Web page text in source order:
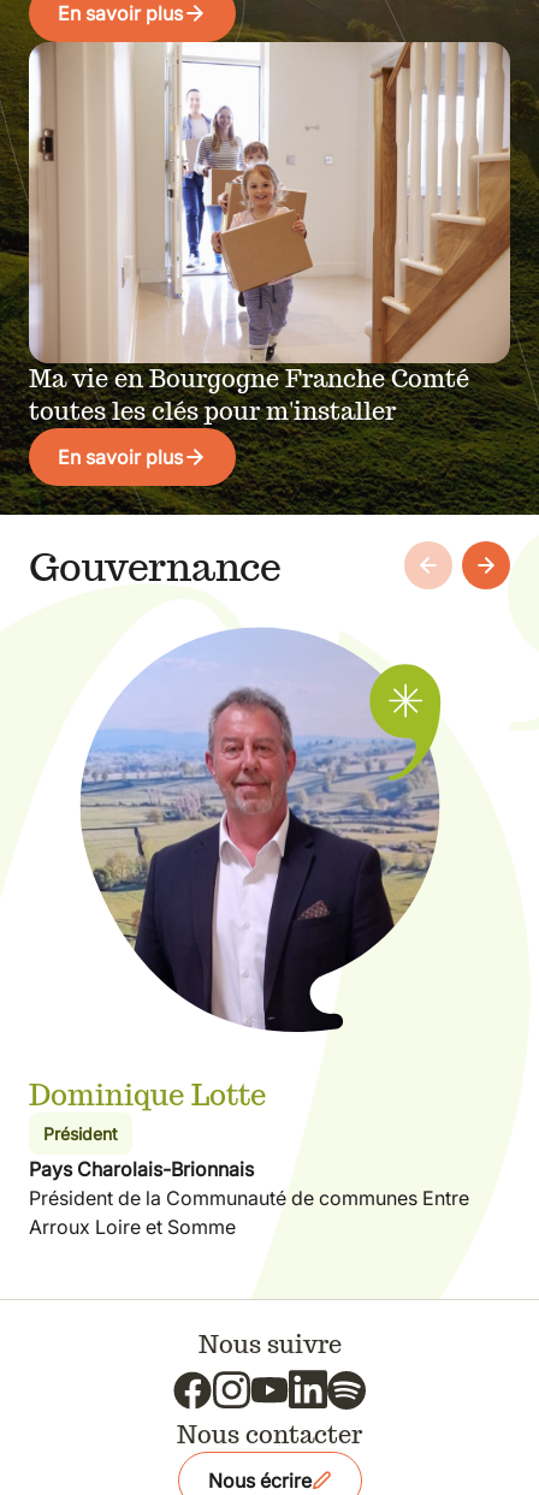
En savoir plus
Ma vie en Bourgogne Franche Comté
toutes les clés pour m'installer
En savoir plus
Gouvernance
Dominique Lotte
Président
Pays Charolais-Brionnais
Président de la Communauté de communes Entre
Arroux Loire et Somme
Nous suivre
Nous contacter
Nous écrire